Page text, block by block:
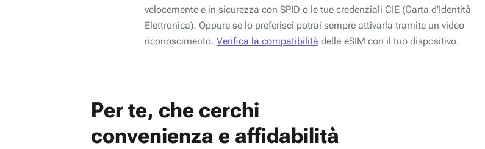
velocemente e in sicurezza con SPID o le tue credenziali CIE (Carta d'Identità
Elettronica). Oppure se lo preferisci potrai sempre attivarla tramite un video
riconoscimento. Verifica la compatibilità della eSIM con il tuo dispositivo.
Per te, che cerchi
convenienza e affidabilità